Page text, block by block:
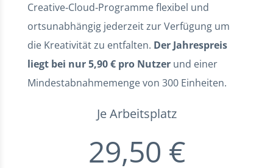
Creative‑Cloud‑Programme flexibel und
ortsunabhängig jederzeit zur Verfügung um
die Kreativität zu entfalten. Der Jahrespreis
liegt bei nur 5,90 € pro Nutzer und einer
Mindestabnahmemenge von 300 Einheiten.
Je Arbeitsplatz
29,50 €